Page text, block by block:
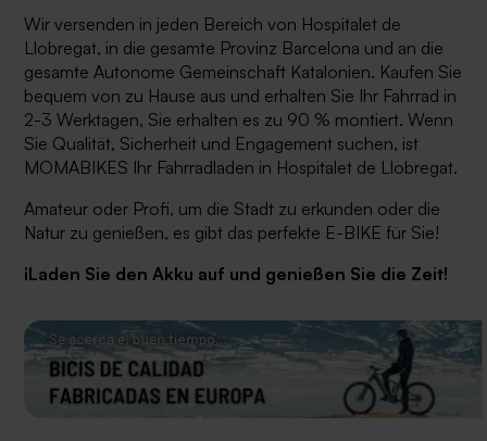
Wir versenden in jeden Bereich von Hospitalet de
Llobregat, in die gesamte Provinz Barcelona und an die
gesamte Autonome Gemeinschaft Katalonien. Kaufen Sie
bequem von zu Hause aus und erhalten Sie Ihr Fahrrad in
2-3 Werktagen, Sie erhalten es zu 90 % montiert. Wenn
Sie Qualität, Sicherheit und Engagement suchen, ist
MOMABIKES Ihr Fahrradladen in Hospitalet de Llobregat.
Amateur oder Profi, um die Stadt zu erkunden oder die
Natur zu genießen, es gibt das perfekte E-BIKE für Sie!
¡Laden Sie den Akku auf und genießen Sie die Zeit!